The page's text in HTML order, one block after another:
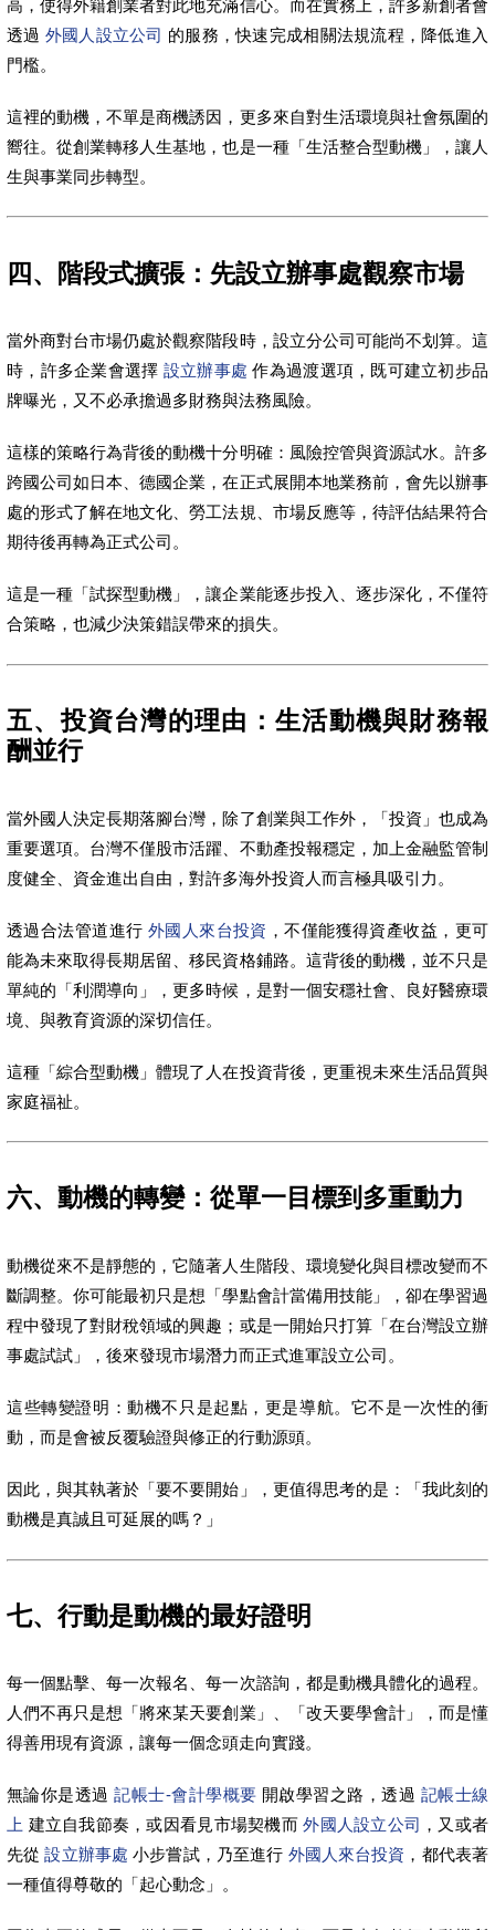
高，使得外籍創業者對此地充滿信心。而在實務上，許多新創者會
透過 外國人設立公司 的服務，快速完成相關法規流程，降低進入
門檻。
這裡的動機，不單是商機誘因，更多來自對生活環境與社會氛圍的
嚮往。從創業轉移人生基地，也是一種「生活整合型動機」，讓人
生與事業同步轉型。
四、階段式擴張：先設立辦事處觀察市場
當外商對台市場仍處於觀察階段時，設立分公司可能尚不划算。這
時，許多企業會選擇 設立辦事處 作為過渡選項，既可建立初步品
牌曝光，又不必承擔過多財務與法務風險。
這樣的策略行為背後的動機十分明確：風險控管與資源試水。許多
跨國公司如日本、德國企業，在正式展開本地業務前，會先以辦事
處的形式了解在地文化、勞工法規、市場反應等，待評估結果符合
期待後再轉為正式公司。
這是一種「試探型動機」，讓企業能逐步投入、逐步深化，不僅符
合策略，也減少決策錯誤帶來的損失。
五、投資台灣的理由：生活動機與財務報
酬並行
當外國人決定長期落腳台灣，除了創業與工作外，「投資」也成為
重要選項。台灣不僅股市活躍、不動產投報穩定，加上金融監管制
度健全、資金進出自由，對許多海外投資人而言極具吸引力。
透過合法管道進行 外國人來台投資 ，不僅能獲得資產收益，更可
能為未來取得長期居留、移民資格鋪路。這背後的動機，並不只是
單純的「利潤導向」，更多時候，是對一個安穩社會、良好醫療環
境、與教育資源的深切信任。
這種「綜合型動機」體現了人在投資背後，更重視未來生活品質與
家庭福祉。
六、動機的轉變：從單一目標到多重動力
動機從來不是靜態的，它隨著人生階段、環境變化與目標改變而不
斷調整。你可能最初只是想「學點會計當備用技能」，卻在學習過
程中發現了對財稅領域的興趣；或是一開始只打算「在台灣設立辦
事處試試」，後來發現市場潛力而正式進軍設立公司。
這些轉變證明：動機不只是起點，更是導航。它不是一次性的衝
動，而是會被反覆驗證與修正的行動源頭。
因此，與其執著於「要不要開始」，更值得思考的是：「我此刻的
動機是真誠且可延展的嗎？」
七、行動是動機的最好證明
每一個點擊、每一次報名、每一次諮詢，都是動機具體化的過程。
人們不再只是想「將來某天要創業」、「改天要學會計」，而是懂
得善用現有資源，讓每一個念頭走向實踐。
無論你是透過記帳士-會計學概要 開啟學習之路，透過 記帳士線
上 建立自我節奏，或因看見市場契機而外國人設立公司 ，又或者
先從設立辦事處 小步嘗試，乃至進行 外國人來台投資 ，都代表著
一種值得尊敬的「起心動念」。